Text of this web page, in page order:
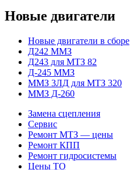
Новые двигатели
Новые двигатели в сборе
Д242 ММЗ
Д243 для МТЗ 82
Д-245 ММЗ
ММЗ 3ЛД для МТЗ 320
ММЗ Д-260
Замена сцепления
Сервис
Ремонт МТЗ — цены
Ремонт КПП
Ремонт гидросистемы
Цены ТО